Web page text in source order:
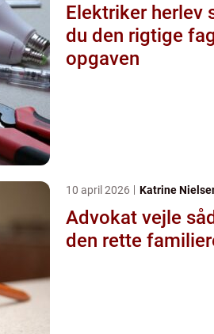
Elektriker herlev sådan vælger
du den rigtige
opgaven
10 april 2026 Katrine
Advokat vejle sådan vælger du
den rette